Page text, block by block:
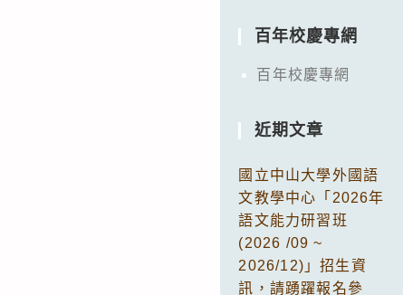
百年校慶專網
百年校慶專網
近期文章
國立中山大學外國語
文教學中心「2026年
語文能力研習班
(2026 /09 ~
2026/12)」招生資
訊，請踴躍報名參